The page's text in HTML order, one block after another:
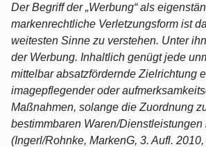
Der Begriff der „Werbung“ als
markenrechtliche Verletzungsform ist
weitesten Sinne zu verstehen. Unter
der Werbung. Inhaltlich genügt jede
mittelbar absatzfördernde Zielrichtung
imagepflegender oder
Maßnahmen, solange die Zuordnung
bestimmbaren Waren/
(Ingerl/Rohnke, MarkenG, 3. Aufl.